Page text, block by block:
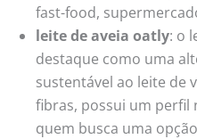
fast-food,
leite de aveia oatly: o
destaque como uma
sustentável ao leite de
fibras, possui um perfil
quem busca uma